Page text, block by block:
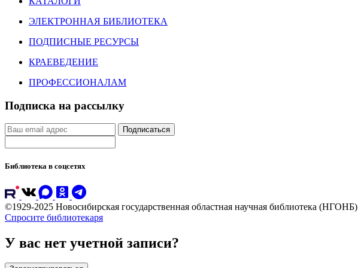
ЭЛЕКТРОННАЯ БИБЛИОТЕКА
ПОДПИСНЫЕ РЕСУРСЫ
КРАЕВЕДЕНИЕ
ПРОФЕССИОНАЛАМ
Подписка на рассылку
Подписаться
Библиотека в соцсетях
©1929-2025 Новосибирская государственная областная научная библиотека (НГОНБ)
Спросите библиотекаря
У вас нет учетной записи?